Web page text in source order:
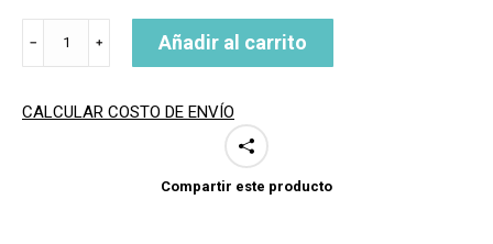
MAR
CRISTAL
﹣ ﹢ Añadir al carrito
CALCULAR COSTO DE ENVÍO
Compartir este producto